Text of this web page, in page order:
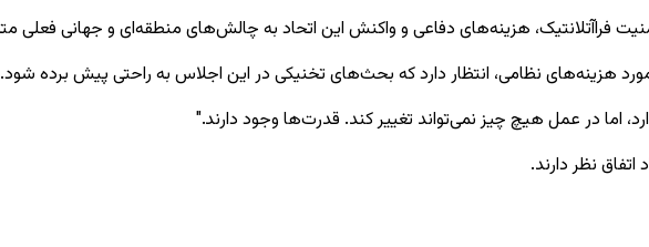
هزینه‌های نظامی، انتظار دارد که بحث‌های تخنیکی در این اجلاس به راحتی پیش برده شود.
در عمل هیچ چیز نمی‌تواند تغییر کند. قدرت‌ها وجود دارند."
نظر دارند.